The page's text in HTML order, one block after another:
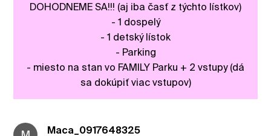
DOHODNEME SA!!! (aj iba časť z týchto lístkov)
- 1 dospelý
- 1 detský lístok
- Parking
- miesto na stan vo FAMILY Parku + 2 vstupy (dá
sa dokúpiť viac vstupov)
Maca_0917648325